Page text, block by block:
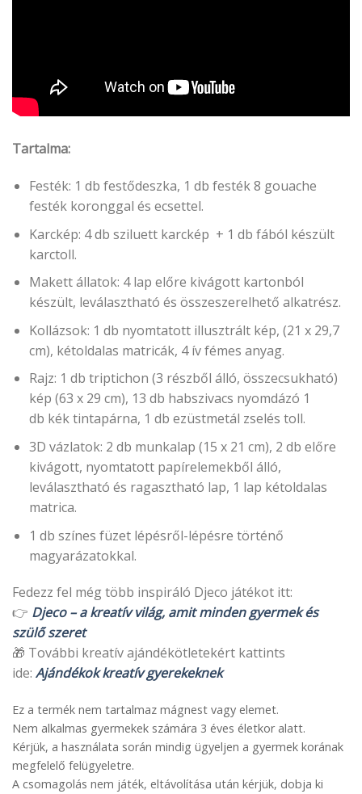
Tartalma:
Festék: 1 db festődeszka, 1 db festék 8 gouache
festék koronggal és ecsettel.
Karckép: 4 db sziluett karckép + 1 db fából készült
karctoll.
Makett állatok: 4 lap előre kivágott kartonból
készült, leválasztható és összeszerelhető alkatrész.
Kollázsok: 1 db nyomtatott illusztrált kép, (21 x 29,7
cm), kétoldalas matricák, 4 ív fémes anyag.
Rajz: 1 db triptichon (3 részből álló, összecsukható)
kép (63 x 29 cm), 13 db habszivacs nyomdázó 1
db kék tintapárna, 1 db ezüstmetál zselés toll.
3D vázlatok: 2 db munkalap (15 x 21 cm), 2 db előre
kivágott, nyomtatott papírelemekből álló,
leválasztható és ragasztható lap, 1 lap kétoldalas
matrica.
1 db színes füzet lépésről-lépésre történő
magyarázatokkal.
Fedezz fel még több inspiráló Djeco játékot itt:
👉 Djeco – a kreatív világ, amit minden gyermek és
szülő szeret
🎁 További kreatív ajándékötletekért kattints
ide: Ajándékok kreatív gyerekeknek
Ez a termék nem tartalmaz mágnest vagy elemet.
Nem alkalmas gyermekek számára 3 éves életkor alatt.
Kérjük, a használata során mindig ügyeljen a gyermek korának
megfelelő felügyeletre.
A csomagolás nem játék, eltávolítása után kérjük, dobja ki